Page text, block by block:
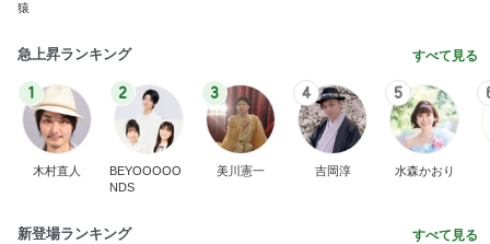
猿
急上昇ランキング すべて見る
1
木村直人
2
BEYOOOOO
NDS
3
美川憲一
4
吉岡淳
5
水森かおり
新登場ランキング すべて見る